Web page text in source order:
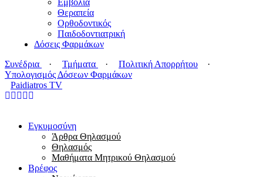
Εμβόλια
Θεραπεία
Ορθοδοντικός
Παιδοδοντιατρική
Δόσεις Φαρμάκων
Συνέδρια
· Τμήματα · Πολιτική Απορρήτου
·
Υπολογισμός Δόσεων Φαρμάκων
Paidiatros TV
Εγκυμοσύνη
Άρθρα Θηλασμού
Θηλασμός
Μαθήματα Μητρικού Θηλασμού
Βρέφος